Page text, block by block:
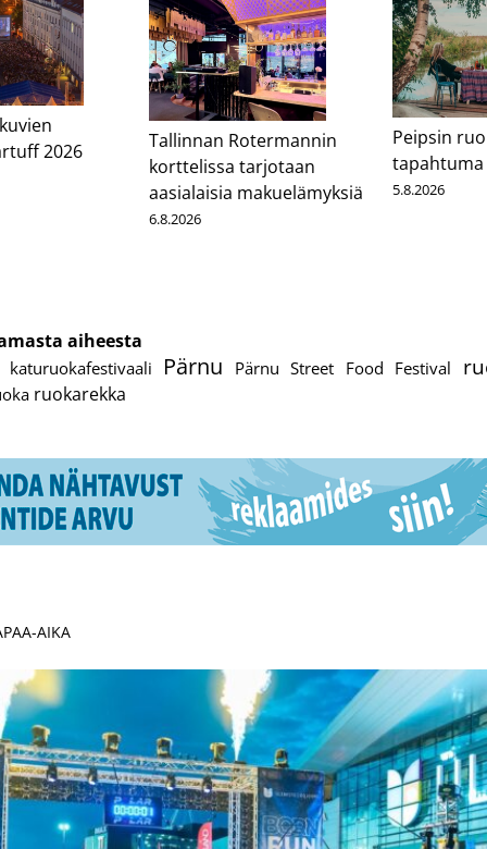
2026
Tallinnan Rotermannin
korttelissa tarjotaan
aasialaisia makuelämyksiä
6.8.2026
Peipsin
tapahtuma
5.8.2026
aiheesta
katuruokafestivaali Pärnu Pärnu Street Food Festival
ruokarekka
AIKA